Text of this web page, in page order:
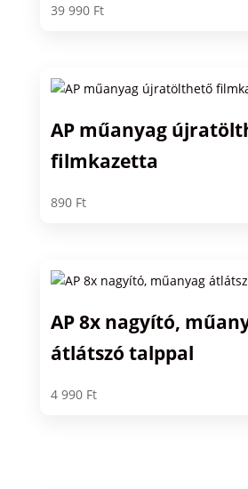
39 990 Ft
AP műanyag
filmkazetta
890 Ft
AP 8x nagyító,
átlátszó talppal
4 990 Ft